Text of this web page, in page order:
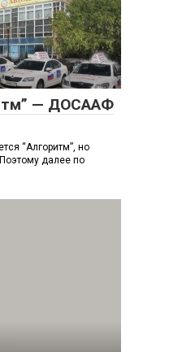
— ДОСААФ
“Алгоритм”, но
далее по